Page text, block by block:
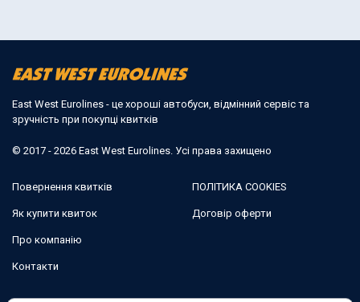
East West Eurolines - це хороші автобуси, відмінний сервіс та
зручність при покупці квитків
© 2017 - 2026 East West Eurolines. Усі права захищено
Повернення квитків
Як купити квиток
Про компанію
Контакти
ПОЛІТИКА COOKIES
Договір оферти